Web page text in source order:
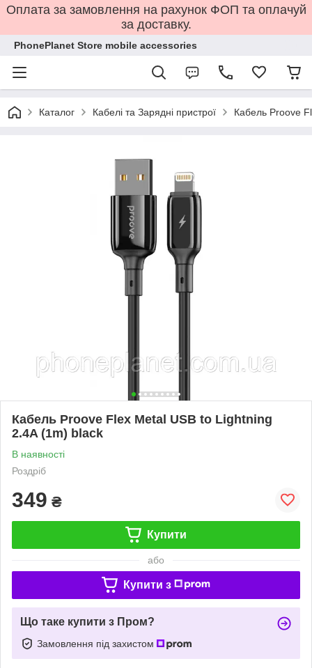
Оплата за замовлення на рахунок ФОП та оплачуй
за доставку.
PhonePlanet Store mobile accessories
Каталог Кабелі та Зарядні пристрої Кабель Proove
Кабель Proove Flex Metal USB to Lightning
2.4A (1m) black
В наявності
Роздріб
349 ₴
Купити
або
Купити з
Що таке купити з Пром?
Замовлення під захистом